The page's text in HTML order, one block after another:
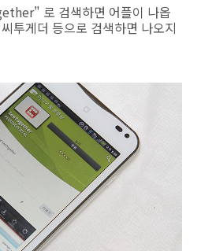
로 검색하면 어플이 나옵
투게더 등으로 검색하면 나오지